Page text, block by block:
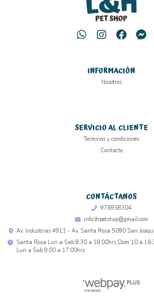
INFORMACIÓN
Nosotros
SERVICIO AL CLIENTE
Terminos y condiciones
Contacto
CONTÁCTANOS
976938304
info.lhpetshop@gmail.com
Av. Industrias 4911 - Av. Santa Rosa 5090 San
Santa Rosa Lun a Sab 8:30 a 18:00hrs Dom 10 a
Lun a Sab 9:00 a 17:00hrs